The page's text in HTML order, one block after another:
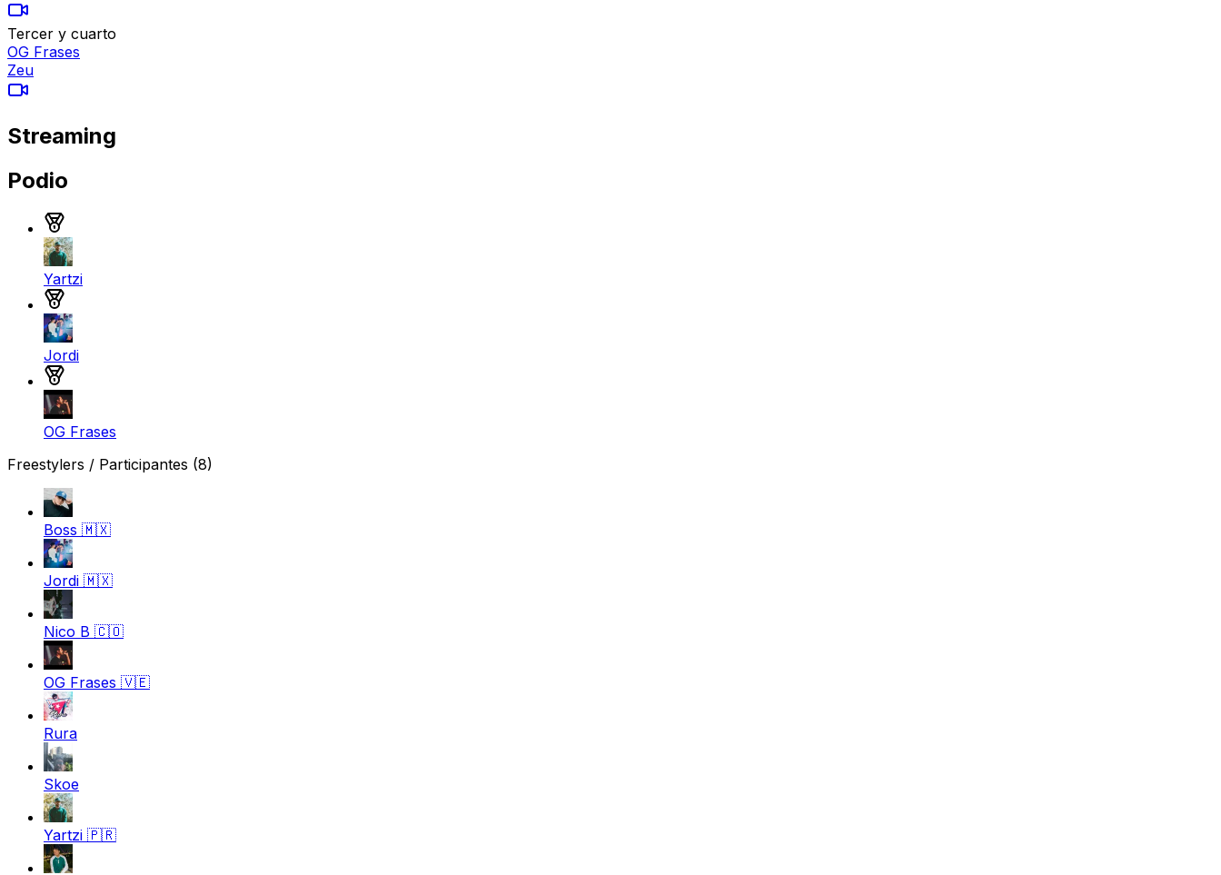
Tercer y cuarto
OG Frases
Zeu
Streaming
Podio
Yartzi
Jordi
OG Frases
Freestylers / Participantes (8)
Boss 🇲🇽
Jordi 🇲🇽
Nico B 🇨🇴
OG Frases 🇻🇪
Rura
Skoe
Yartzi 🇵🇷